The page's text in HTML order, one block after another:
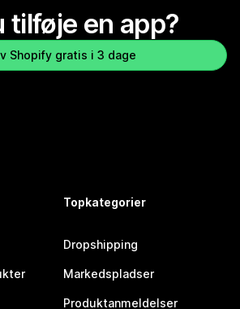
tilføje en app?
Shopify gratis i 3 dage
Topkategorier
Dropshipping
Markedspladser
Produktanmeldelser